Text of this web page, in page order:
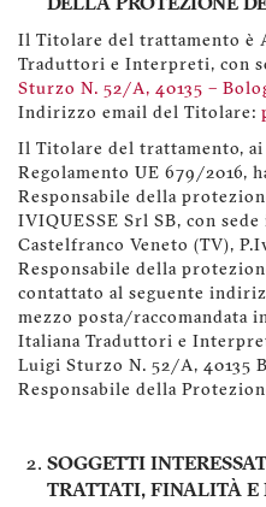
DELLA PROTEZIONE
Il Titolare del trattamento è
Traduttori e Interpreti, con
Sturzo N. 52/A, 40135 –
Indirizzo email del Titolare:
Il Titolare del trattamento, ai
Regolamento UE 679/2016,
Responsabile della
IVIQUESSE Srl SB, con sede
Castelfranco Veneto (TV),
Responsabile della
contattato al seguente
mezzo posta/raccomandata
Italiana Traduttori e
Luigi Sturzo N. 52/A, 40135
Responsabile della
SOGGETTI
TRATTATI, FINALITÀ E